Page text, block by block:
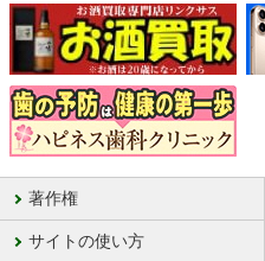
著作権
サイトの使い方